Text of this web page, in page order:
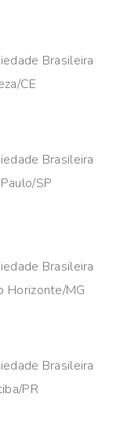
Brasileira
CE
Brasileira
SP
Brasileira
Horizonte/MG
Brasileira
PR